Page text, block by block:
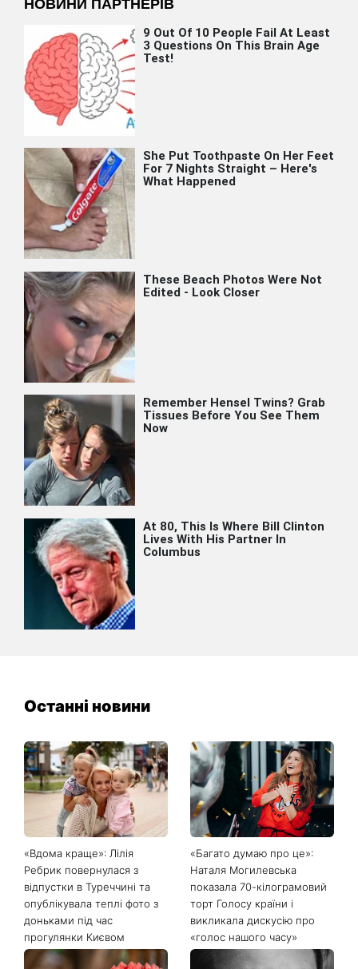
Останні новини
«Вдома краще»: Лілія
Ребрик повернулася з
відпустки в Туреччині та
опублікувала теплі фото з
доньками під час
прогулянки Києвом
«Багато думаю про це»:
Наталя Могилевська
показала 70-кілограмовий
торт Голосу країни і
викликала дискусію про
«голос нашого часу»